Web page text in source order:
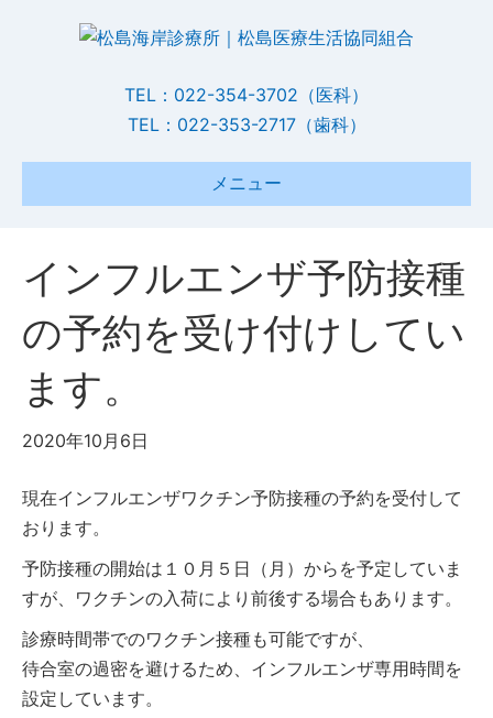
TEL：022-354-3702（医科）
TEL：022-353-2717（歯科）
メニュー
インフルエンザ予防接種
の予約を受け付けしてい
ます。
2020年10月6日
現在インフルエンザワクチン予防接種の予約を受付して
おります。
予防接種の開始は１０月５日（月）からを予定していま
すが、ワクチンの入荷により前後する場合もあります。
診療時間帯でのワクチン接種も可能ですが、
待合室の過密を避けるため、インフルエンザ専用時間を
設定しています。